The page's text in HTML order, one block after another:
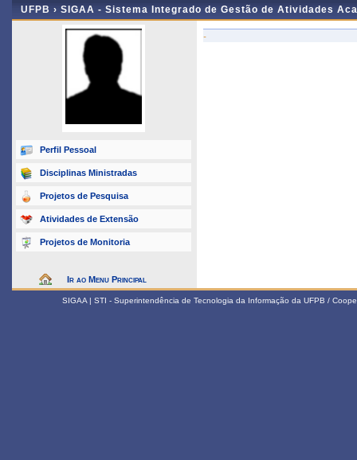
UFPB › SIGAA - Sistema Integrado de Gestão de Atividades
Perfil Pessoal
Disciplinas Ministradas
Projetos de Pesquisa
Atividades de Extensão
Projetos de Monitoria
Ir ao Menu Principal
-
SIGAA | STI - Superintendência de Tecnologia da Informação da UFPB /